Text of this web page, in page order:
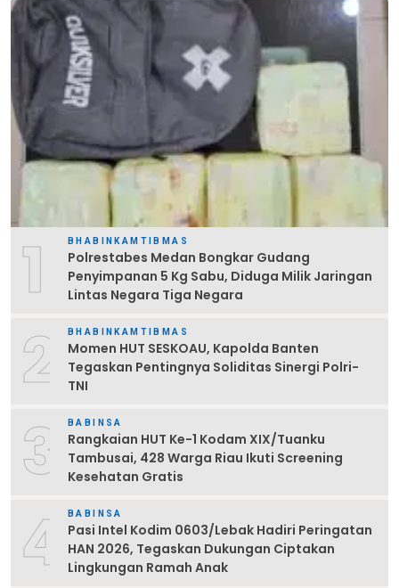
1 BHABINKAMTIBMAS
Polrestabes Medan Bongkar Gudang
Penyimpanan 5 Kg Sabu, Diduga Milik Jaringan
Lintas Negara Tiga Negara
2 BHABINKAMTIBMAS
Momen HUT SESKOAU, Kapolda Banten
Tegaskan Pentingnya Soliditas Sinergi Polri-
TNI
3 BABINSA
Rangkaian HUT Ke-1 Kodam XIX/Tuanku
Tambusai, 428 Warga Riau Ikuti Screening
Kesehatan Gratis
4 BABINSA
Pasi Intel Kodim 0603/Lebak Hadiri Peringatan
HAN 2026, Tegaskan Dukungan Ciptakan
Lingkungan Ramah Anak